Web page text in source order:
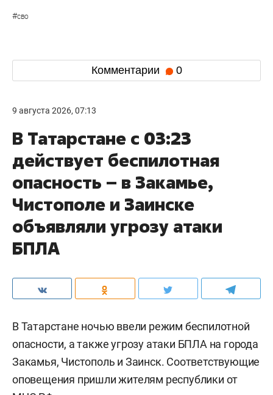
#сво
Комментарии 0
9 августа 2026, 07:13
В Татарстане с 03:23
действует беспилотная
опасность – в Закамье,
Чистополе и Заинске
объявляли угрозу атаки
БПЛА
В Татарстане ночью ввели режим беспилотной
опасности, а также угрозу атаки БПЛА на города
Закамья, Чистополь и Заинск. Соответствующие
оповещения пришли жителям республики от